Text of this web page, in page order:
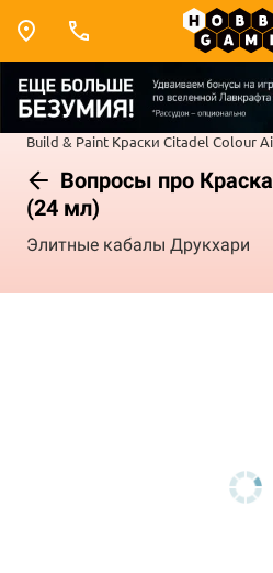
Build & Paint Краски Citadel Colour
Вопросы про
(24 мл)
Элитные кабалы Друкхари